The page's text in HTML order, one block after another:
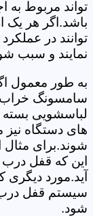
تواند مربوط
باشد.اگر هر یک
توانند در
نمایند و سبب
به طور معمول
سامسونگ خراب
لباسشویی بسته
های دستگاه نیز
شوند.برای مثال
این که قفل
آید.مورد دیگری
سیستم قفل
شود.